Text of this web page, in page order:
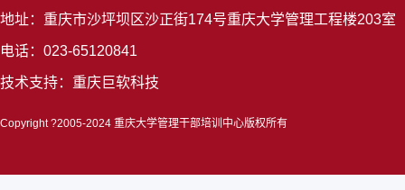
地址：重庆市沙坪坝区沙正街174号重庆大学管理工程楼203室
电话：023-65120841
技术支持： 重庆巨软科技
Copyright ?2005-2024 重庆大学管理干部培训中心版权所有